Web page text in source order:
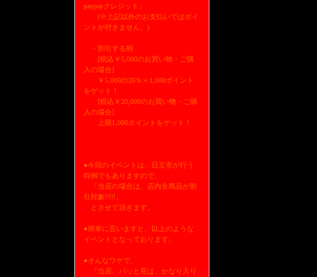
paypayクレジット」
(※上記以外のお支払いではポイ
ントが付きません。)
・割引する例
[税込￥5,000のお買い物・ご購
入の場合]
￥5,000の20％＝1,000ポイント
をゲット！
[税込￥20,000のお買い物・ご購
入の場合]
上限1,000ポイントをゲット！
●今回のイベントは、日立市が行う
特例でもありますので、
「当店の場合は、店内全商品が割
引対象!!!!!」
とさせて頂きます。
●簡単に言いますと、以上のような
イベントとなっております。
●そんなワケで、
『当店、パッと見は、かなり入り